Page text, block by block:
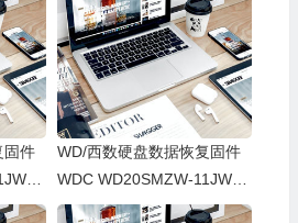
固件
WD/西数硬盘数据恢复固件
WDC WD20SMZW-11JW8S
0-01-01A01-WD-WX31E38